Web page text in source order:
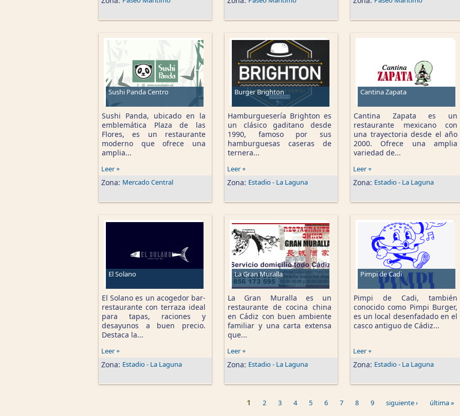
Sushi Panda Centro
Sushi Panda, ubicado en la
emblemática Plaza de las
Flores, es un restaurante
moderno que ofrece una
amplia...
Leer +
Zona: Mercado Central
Burger Brighton
Hamburguesería Brighton es
un clásico gaditano desde
1990, famoso por sus
hamburguesas caseras de
ternera...
Leer +
Zona: Estadio - La Laguna
Cantina Zapata
Cantina Zapata es un
restaurante mexicano con
una trayectoria desde el año
2000. Ofrece una amplia
variedad de...
Leer +
Zona: Estadio - La Laguna
El Solano
El Solano es un acogedor bar-
restaurante con terraza ideal
para tapas, raciones y
desayunos a buen precio.
Destaca la...
Leer +
Zona: Estadio - La Laguna
La Gran Muralla
La Gran Muralla es un
restaurante de cocina china
en Cádiz con buen ambiente
familiar y una carta extensa
que...
Leer +
Zona: Estadio - La Laguna
Pimpi de Cadi
Pimpi de Cadi, también
conocido como Pimpi Burger,
es un local desenfadado en el
casco antiguo de Cádiz...
Leer +
Zona: Estadio - La Laguna
1 2 3 4 5 6 7 8 9 siguiente › última »